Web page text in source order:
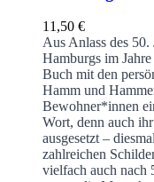
11,50 €
Aus Anlass des 50.
Hamburgs im
Buch mit den
Hamm und
Bewohner*innen
Wort, denn auch
ausgesetzt –
zahlreichen
vielfach auch nach